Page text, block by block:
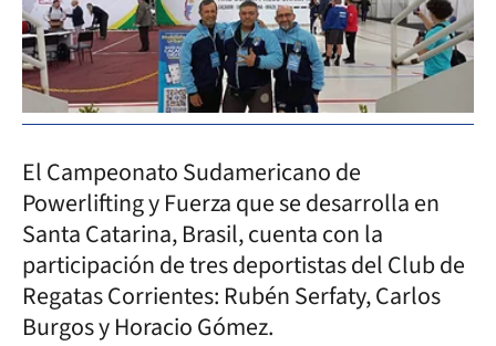
El Campeonato Sudamericano de
Powerlifting y Fuerza que se desarrolla en
Santa Catarina, Brasil, cuenta con la
participación de tres deportistas del Club de
Regatas Corrientes: Rubén Serfaty, Carlos
Burgos y Horacio Gómez.